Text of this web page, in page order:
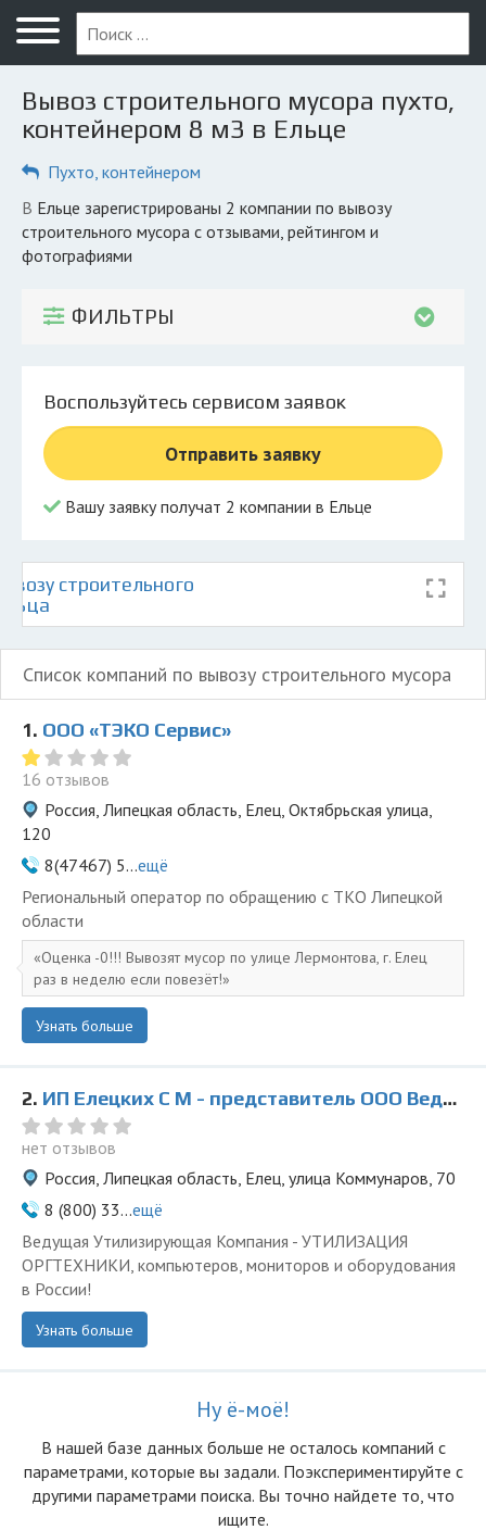
Меню
Главная
Вопрос юристу
Компании
КОМПАНИЯМ
© 2026 Все права защищены
Вывоз строительного мусора пухто,
контейнером 8 м3 в Ельце
Пухто, контейнером
в Ельце зарегистрированы 2 компании по вывозу
строительного мусора с отзывами, рейтингом и
фотографиями
ФИЛЬТРЫ
Воспользуйтесь сервисом заявок
Отправить заявку
Вашу заявку получат 2 компании в Ельце
строительного
Список компаний по вывозу строительного мусора
1. ООО «ТЭКО Сервис»
16 отзывов
Россия, Липецкая область, Елец, Октябрьская улица,
120
8(47467) 5...ещё
Региональный оператор по обращению с ТКО Липецкой
области
Оценка -0!!! Вывозят мусор по улице Лермонтова, г. Елец
раз в неделю если повезёт!
Узнать больше
2. ИП Елецких С М - представитель ООО Ведущая Утилизирующая Компания
нет отзывов
Россия, Липецкая область, Елец, улица Коммунаров, 70
8 (800) 33...ещё
Ведущая Утилизирующая Компания - УТИЛИЗАЦИЯ
ОРГТЕХНИКИ, компьютеров, мониторов и оборудования
в России!
Узнать больше
Ну ё-моё!
В нашей базе данных больше не осталоcь компаний с
параметрами, которые вы задали. Поэкспериментируйте с
другими параметрами поиска. Вы точно найдете то, что
ищите.